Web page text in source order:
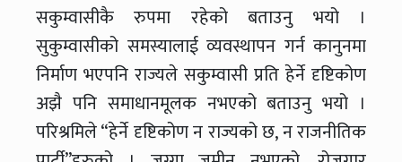
सकुम्वासीकै रुपमा रहेको बताउनु भयो ।
सुकुम्वासीको समस्यालाई व्यवस्थापन गर्न कानुनमा
निर्माण भएपनि राज्यले सकुम्वासी प्रति हेर्ने दृष्टिकोण
अझै पनि समाधानमूलक नभएको बताउनु भयो ।
परिश्रमिले “हेर्ने दृष्टिकोण न राज्यको छ, न राजनीतिक